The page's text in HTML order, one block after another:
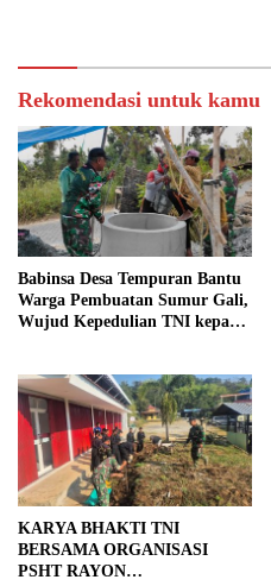
Rekomendasi untuk kamu
Babinsa Desa Tempuran Bantu
Warga Pembuatan Sumur Gali,
Wujud Kepedulian TNI kepada
KARYA BHAKTI TNI
BERSAMA ORGANISASI
PSHT RAYON